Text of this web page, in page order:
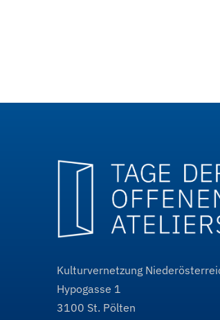
Kulturvernetzung
Hypogasse 1
3100 St. Pölten